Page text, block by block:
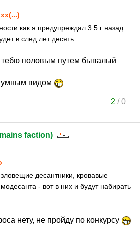
как я предупреждал 3.5 г назад .
в след лет десять
тебю половым путем бывалый
умным видом
2 /0
faction)
десантники, кровавые
- вот в них и будут набирать
нету, не пройду по конкурсу